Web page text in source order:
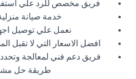
فريق مخصص للرد علي
خدمة صيانة
نعمل علي توصيل
افضل الاسعار التي لا تقبل
فريق دعم فني لمعالجة
طريقة حل